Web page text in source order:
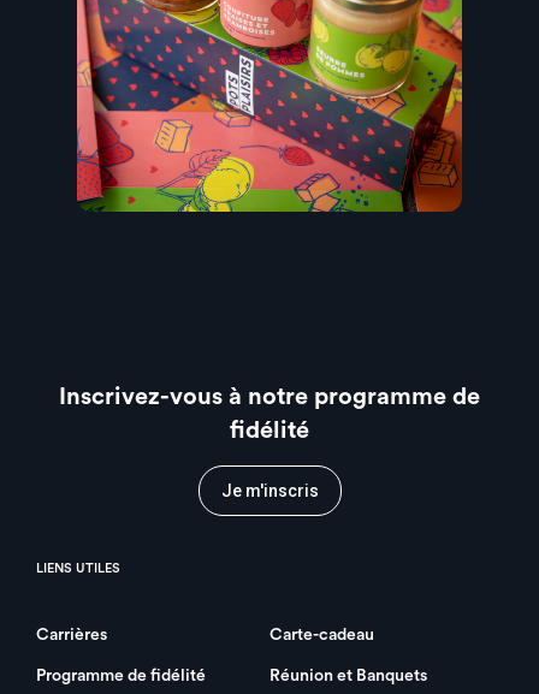
LIENS UTILES
Carrières Carte-cadeau
Programme de fidélité Réunion et Banquets
Inscrivez-vous à notre programme de
fidélité
Je m'inscris